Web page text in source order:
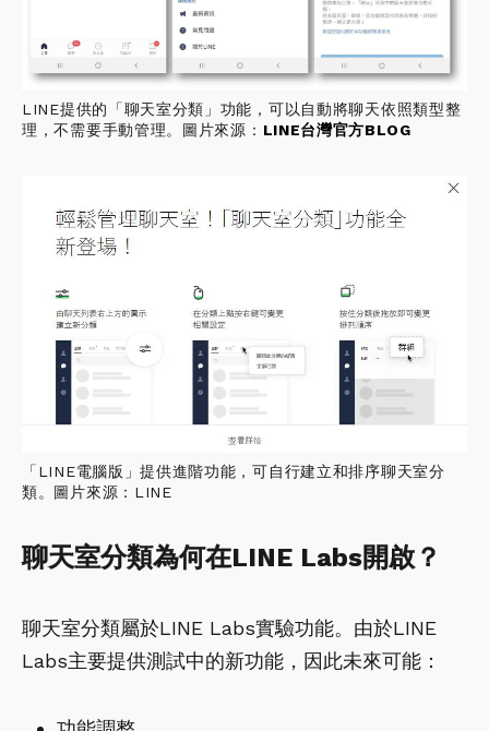
LINE提供的「聊天室分類」功能，可以自動將聊天依照類型整
理，不需要手動管理。圖片來源： LINE台灣官方BLOG
「LINE電腦版」提供進階功能，可自行建立和排序聊天室分
類。圖片來源：LINE
聊天室分類為何在LINE Labs開啟？
聊天室分類屬於LINE Labs實驗功能。由於LINE
Labs主要提供測試中的新功能，因此未來可能：